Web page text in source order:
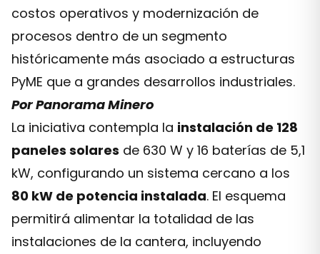
costos operativos y modernización de
procesos dentro de un segmento
históricamente más asociado a estructuras
PyME que a grandes desarrollos industriales.
Por Panorama Minero
La iniciativa contempla la instalación de 128
paneles solares de 630 W y 16 baterías de 5,1
kW, configurando un sistema cercano a los
80 kW de potencia instalada. El esquema
permitirá alimentar la totalidad de las
instalaciones de la cantera, incluyendo